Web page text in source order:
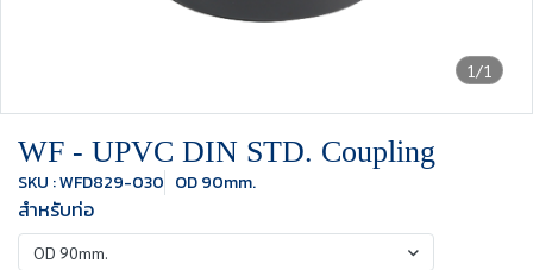
1/1
WF - UPVC DIN STD. Coupling
SKU : WFD829-030 OD 90mm.
สำหรับท่อ
OD 90mm.